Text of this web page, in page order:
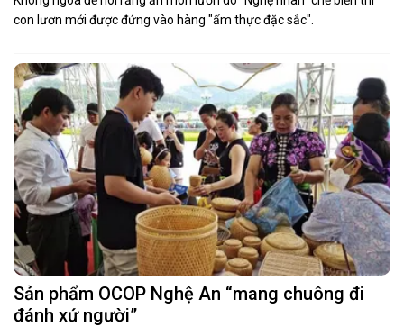
con lươn mới được đứng vào hàng "ẩm thực đặc sắc".
Sản phẩm OCOP Nghệ An “mang chuông đi
đánh xứ người”